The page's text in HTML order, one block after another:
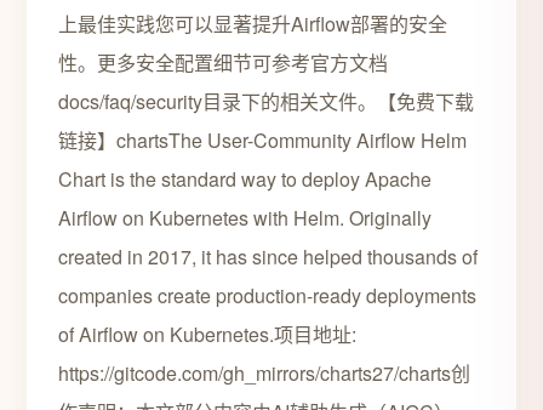
上最佳实践您可以显著提升Airflow部署的安全
性。更多安全配置细节可参考官方文档
docs/faq/security目录下的相关文件。【免费下载
链接】chartsThe User-Community Airflow Helm
Chart is the standard way to deploy Apache
Airflow on Kubernetes with Helm. Originally
created in 2017, it has since helped thousands of
companies create production-ready deployments
of Airflow on Kubernetes.项目地址:
https://gitcode.com/gh_mirrors/charts27/charts创